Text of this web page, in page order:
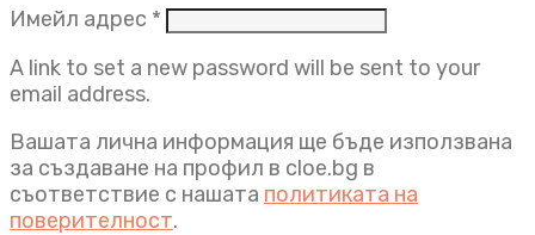
Имейл адрес * Задължително
A link to set a new password will be sent to your
email address.
Вашата лична информация ще бъде използвана
за създаване на профил в cloe.bg в
съответствие с нашата политиката на
поверителност.